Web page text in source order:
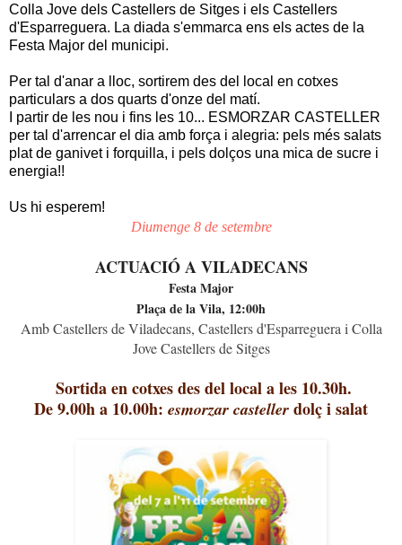
Colla Jove dels Castellers de Sitges i els Castellers
d'Esparreguera. La diada s'emmarca ens els actes de la
Festa Major del municipi.
Per tal d'anar a lloc, sortirem des del local en cotxes
particulars a dos quarts d'onze del matí.
I partir de les nou i fins les 10... ESMORZAR CASTELLER
per tal d'arrencar el dia amb força i alegria: pels més salats
plat de ganivet i forquilla, i pels dolços una mica de sucre i
energia!!
Us hi esperem!
Diumenge 8 de setembre
ACTUACIÓ A VILADECANS
Festa Major
Plaça de la Vila, 12:00h
Amb Castellers de Viladecans, Castellers d'Esparreguera i Colla
Jove Castellers de Sitges
Sortida en cotxes des del local a les 10.30h.
De 9.00h a 10.00h: esmorzar casteller dolç i salat